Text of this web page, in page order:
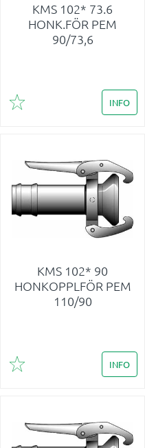
KMS 102* 73.6
HONK.FÖR PEM
90/73,6
Lägg till i favoriter
INFO
KMS 102* 90
HONKOPPLFÖR PEM
110/90
Lägg till i favoriter
INFO